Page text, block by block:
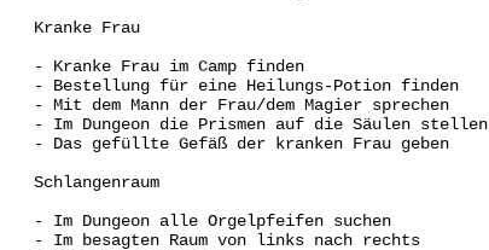
Kranke Frau
- Kranke Frau im Camp finden
- Bestellung für eine Heilungs-Potion finden
- Mit dem Mann der Frau/dem Magier sprechen
- Im Dungeon die Prismen auf die Säulen stellen
- Das gefüllte Gefäß der kranken Frau geben
Schlangenraum
- Im Dungeon alle Orgelpfeifen suchen
- Im besagten Raum von links nach rechts